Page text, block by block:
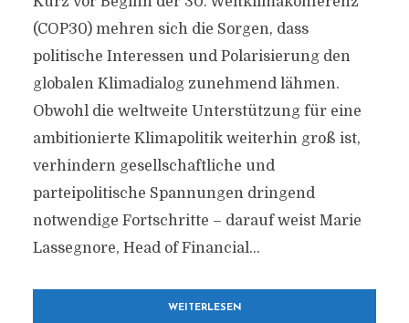
(COP30) mehren sich die Sorgen, dass
politische Interessen und Polarisierung den
globalen Klimadialog zunehmend lähmen.
Obwohl die weltweite Unterstützung für eine
ambitionierte Klimapolitik weiterhin groß ist,
verhindern gesellschaftliche und
parteipolitische Spannungen dringend
notwendige Fortschritte – darauf weist Marie
Lassegnore, Head of Financial...
WEITERLESEN